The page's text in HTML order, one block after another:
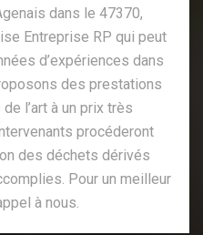
dans le 47370,
Entreprise RP qui peut
d’expériences dans
des prestations
l’art à un prix très
procéderont
des déchets dérivés
Pour un meilleur
à nous.